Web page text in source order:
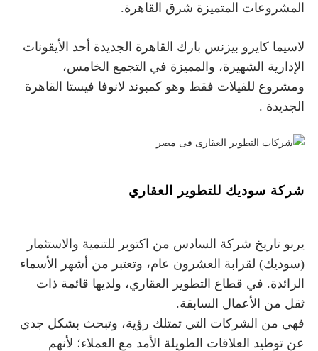
المشروعات المتميزة شرق القاهرة.
لاسيما كايرو بيزنس بارك القاهرة الجديدة أحد الأيقونات
الإدارية الشهيرة، والمميزة في التجمع الخامس،
ومشروع للفيلات فقط وهو كمبوند لانوفا فيستا القاهرة
الجديدة .
شركة سوديك للتطوير العقاري
يربو تاريخ شركة السادس من اكتوبر للتنمية والاستثمار
(سوديك) لقرابة العشرون عام، وتعتبر من أشهر الأسماء
الرائدة. في قطاع التطوير العقاري، ولديها قائمة ذات
ثقل من الأعمال السابقة.
فهي من الشركات التي تمتلك رؤية، وتبحث بشكل جدي
عن توطيد العلاقات الطويلة الأمد مع العملاء؛ لأنهم